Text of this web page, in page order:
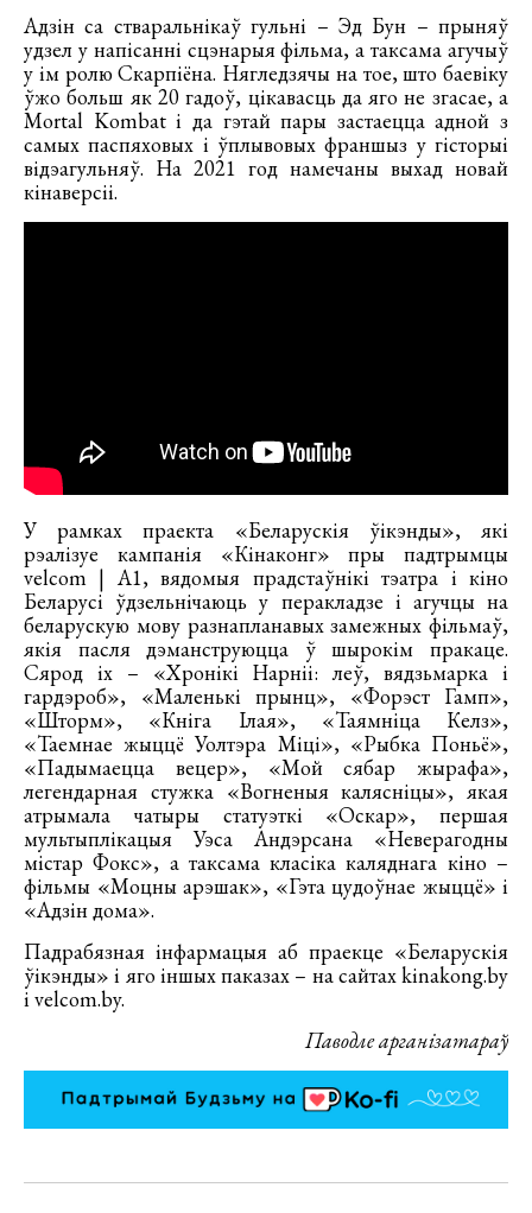
Адзін са стваральнікаў гульні – Эд Бун – прыняў
удзел у напісанні сцэнарыя фільма, а таксама агучыў
у ім ролю Скарпіёна. Нягледзячы на тое, што баевіку
ўжо больш як 20 гадоў, цікавасць да яго не згасае, а
Mortal Kombat і да гэтай пары застаецца адной з
самых паспяховых і ўплывовых франшыз у гісторыі
відэагульняў. На 2021 год намечаны выхад новай
кінаверсіі.
У рамках праекта «Беларускія ўікэнды», які
рэалізуе кампанія «Кінаконг» пры падтрымцы
velcom | A1, вядомыя прадстаўнікі тэатра і кіно
Беларусі ўдзельнічаюць у перакладзе і агучцы на
беларускую мову разнапланавых замежных фільмаў,
якія пасля дэманструюцца ў шырокім пракаце.
Сярод іх – «Хронікі Нарніі: леў, вядзьмарка і
гардэроб», «Маленькі прынц», «Форэст Гамп»,
«Шторм», «Кніга Ілая», «Таямніца Келз»,
«Таемнае жыццё Уолтэра Міці», «Рыбка Поньё»,
«Падымаецца вецер», «Мой сябар жырафа»,
легендарная стужка «Вогненыя калясніцы», якая
атрымала чатыры статуэткі «Оскар», першая
мультыплікацыя Уэса Андэрсана «Неверагодны
містар Фокс», а таксама класіка каляднага кіно –
фільмы «Моцны арэшак», «Гэта цудоўнае жыццё» і
«Адзін дома».
Падрабязная інфармацыя аб праекце «Беларускія
ўікэнды» і яго іншых паказах – на сайтах kinakong.by
і velcom.by.
Паводле арганізатараў